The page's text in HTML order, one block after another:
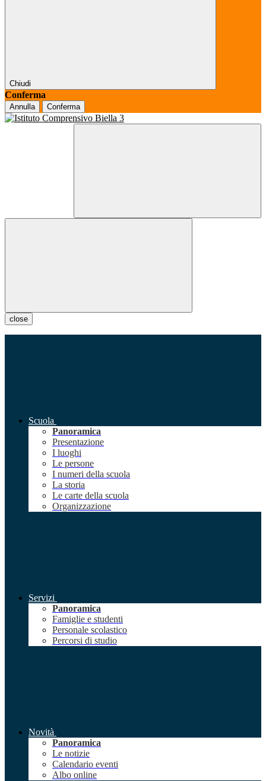
Chiudi
Conferma
Annulla Conferma
close
Scuola
Panoramica
Presentazione
I luoghi
Le persone
I numeri della scuola
La storia
Le carte della scuola
Organizzazione
Servizi
Panoramica
Famiglie e studenti
Personale scolastico
Percorsi di studio
Novità
Panoramica
Le notizie
Calendario eventi
Albo online